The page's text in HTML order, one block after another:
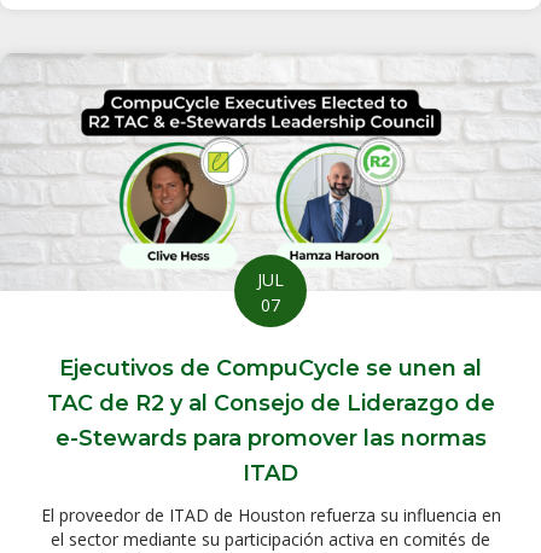
JUL
07
Ejecutivos de CompuCycle se unen al
TAC de R2 y al Consejo de Liderazgo de
e-Stewards para promover las normas
ITAD
El proveedor de ITAD de Houston refuerza su influencia en
el sector mediante su participación activa en comités de